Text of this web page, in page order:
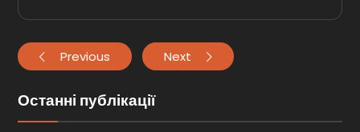
Previous Next
Останні публікації